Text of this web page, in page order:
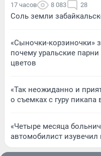
17 часов 8 083 28
Соль земли
«Сыночки-корзиночки»
почему уральские
цветов
«Так неожиданно и
о съемках с гуру
«Четыре месяца
автомобилист изувечил